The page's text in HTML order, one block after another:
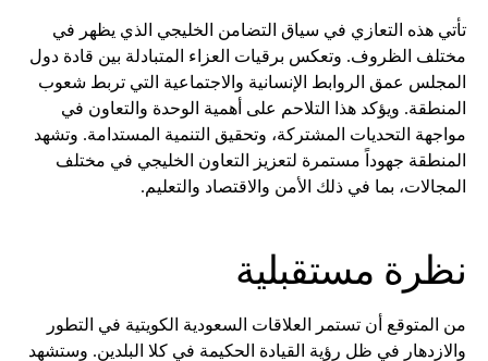
تأتي هذه التعازي في سياق التضامن الخليجي الذي يظهر في
مختلف الظروف. وتعكس برقيات العزاء المتبادلة بين قادة دول
المجلس عمق الروابط الإنسانية والاجتماعية التي تربط شعوب
المنطقة. ويؤكد هذا التلاحم على أهمية الوحدة والتعاون في
مواجهة التحديات المشتركة، وتحقيق التنمية المستدامة. وتشهد
المنطقة جهوداً مستمرة لتعزيز التعاون الخليجي في مختلف
المجالات، بما في ذلك الأمن والاقتصاد والتعليم.
نظرة مستقبلية
من المتوقع أن تستمر العلاقات السعودية الكويتية في التطور
والازدهار في ظل رؤية القيادة الحكيمة في كلا البلدين. وستشهد